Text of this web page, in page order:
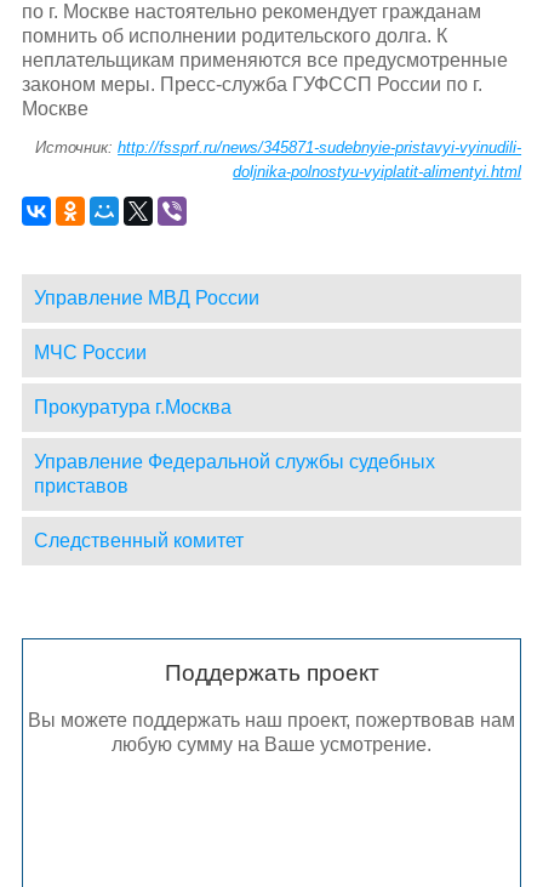
по г. Москве настоятельно рекомендует гражданам
помнить об исполнении родительского долга. К
неплательщикам применяются все предусмотренные
законом меры. Пресс-служба ГУФССП России по г.
Москве
Источник:http://fssprf.ru/news/345871-sudebnyie-pristavyi-vyinudili-
doljnika-polnostyu-vyiplatit-alimentyi.html
Управление МВД России
МЧС России
Прокуратура г.Москва
Управление Федеральной службы судебных
приставов
Следственный комитет
Поддержать проект
Вы можете поддержать наш проект, пожертвовав нам
любую сумму на Ваше усмотрение.